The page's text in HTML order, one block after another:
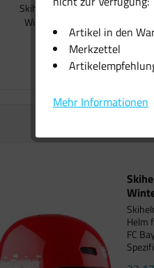
Skihelm Snowboardhelm
Wintersport Helm für...
22,17 € *
Helm
FC
Artikel in den
Merkzettel
Mehr Informationen